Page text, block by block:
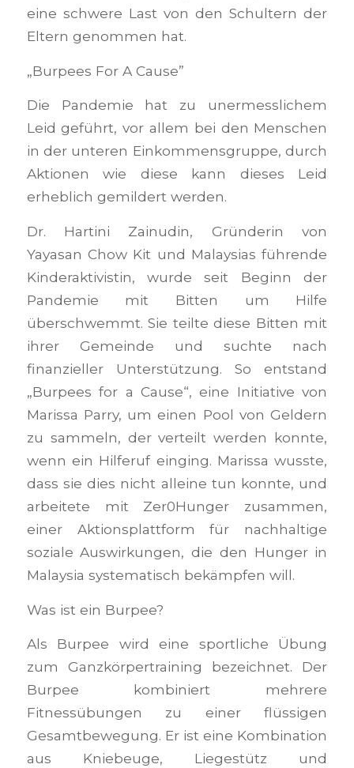
eine schwere Last von den Schultern der
Eltern genommen hat.
„Burpees For A Cause”
Die Pandemie hat zu unermesslichem
Leid geführt, vor allem bei den Menschen
in der unteren Einkommensgruppe, durch
Aktionen wie diese kann dieses Leid
erheblich gemildert werden.
Dr. Hartini Zainudin, Gründerin von
Yayasan Chow Kit und Malaysias führende
Kinderaktivistin, wurde seit Beginn der
Pandemie mit Bitten um Hilfe
überschwemmt. Sie teilte diese Bitten mit
ihrer Gemeinde und suchte nach
finanzieller Unterstützung. So entstand
„Burpees for a Cause“, eine Initiative von
Marissa Parry, um einen Pool von Geldern
zu sammeln, der verteilt werden konnte,
wenn ein Hilferuf einging. Marissa wusste,
dass sie dies nicht alleine tun konnte, und
arbeitete mit Zer0Hunger zusammen,
einer Aktionsplattform für nachhaltige
soziale Auswirkungen, die den Hunger in
Malaysia systematisch bekämpfen will.
Was ist ein Burpee?
Als Burpee wird eine sportliche Übung
zum Ganzkörpertraining bezeichnet. Der
Burpee kombiniert mehrere
Fitnessübungen zu einer flüssigen
Gesamtbewegung. Er ist eine Kombination
aus Kniebeuge, Liegestütz und